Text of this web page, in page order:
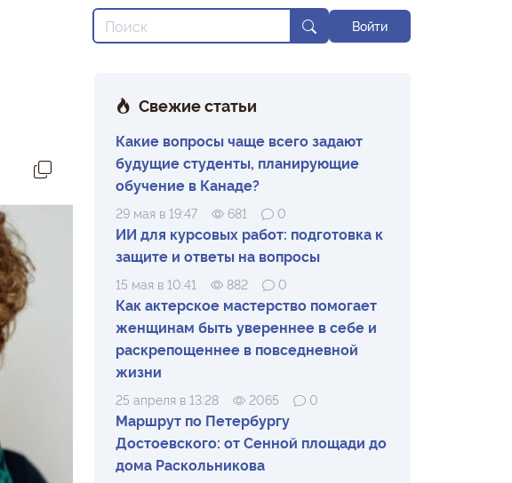
Войти
Свежие статьи
Какие вопросы чаще всего задают
будущие студенты, планирующие
обучение в Канаде?
29 мая в 19:47 681 0
ИИ для курсовых работ: подготовка к
защите и ответы на вопросы
15 мая в 10:41 882 0
Как актерское мастерство помогает
женщинам быть увереннее в себе и
раскрепощеннее в повседневной
жизни
25 апреля в 13:28 2065 0
Маршрут по Петербургу
Достоевского: от Сенной площади до
дома Раскольникова